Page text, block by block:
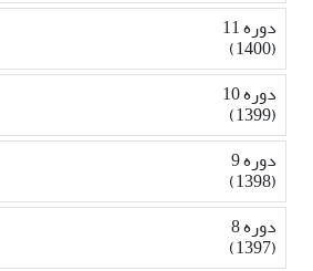
دوره 11
(1400)
دوره 10
(1399)
دوره 9
(1398)
دوره 8
(1397)